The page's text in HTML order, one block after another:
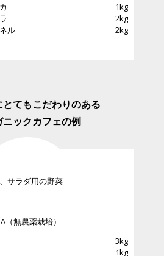
1kg
2kg
ル
2kg
とてもこだわりのある
ニックカフェの例
サラダ用の野菜
（無農薬栽培）
3kg
1kg